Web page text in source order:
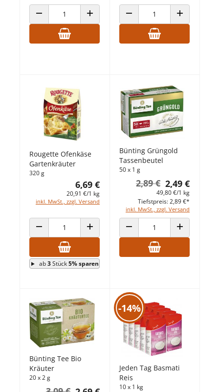
ANZAHL VERRINGERNANZAHL ERHÖHENANZAHL VERRINGERNANZAHL
Rougette Ofenkäse
Gartenkräuter
320 g
6,69 €
20,91 €/1 kg
inkl. MwSt., zzgl. Versand
ANZAHL VERRINGERNANZAHL ERHÖHEN
ab3Stück5% sparen
Bünting Grüngold
Tassenbeutel
50 x 1 g
2,49 €
2,89 €
49,80 €/1 kg
inkl. MwSt., zzgl. Versand
Tiefstpreis: 2,89 €*
ANZAHL VERRINGERNANZAHL
Bünting Tee Bio
Kräuter
20 x 2 g
-14%
Jeden Tag Basmati
Reis
10 x 1 kg